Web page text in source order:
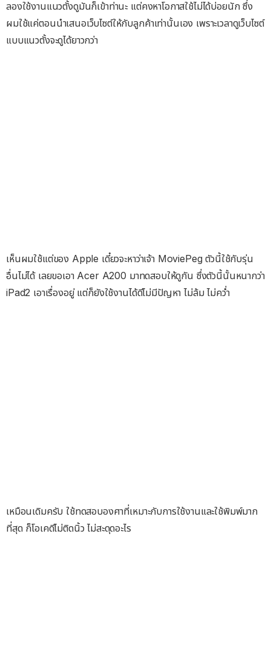
ลองใช้งานแนวตั้งดูมันก็เข้าท่านะ แต่คงหาโอกาสใช้ไม่ได้บ่อยนัก ซึ่ง
ผมใช้แค่ตอนนำเสนอเว็บไซต์ให้กับลูกค้าเท่านั้นเอง เพราะเวลาดูเว็บไซต์
แบบแนวตั้งจะดูได้ยาวกว่า
เห็นผมใช้แต่ของ Apple เดี๋ยวจะหาว่าเจ้า MoviePeg ตัวนี้ใช้กับรุ่น
อื่นไม่ได้ เลยขอเอา Acer A200 มาทดสอบให้ดูกัน ซึ่งตัวนี้นั้นหนากว่า
iPad2 เอาเรื่องอยู่ แต่ก็ยังใช้งานได้ดีไม่มีปัญหา ไม่ล้ม ไม่คว่ำ
เหมือนเดิมครับ ใช้ทดสอบองศาที่เหมาะกับการใช้งานและใช้พิมพ์มาก
ที่สุด ก็โอเคดีไม่ติดนิ้ว ไม่สะดุดอะไร